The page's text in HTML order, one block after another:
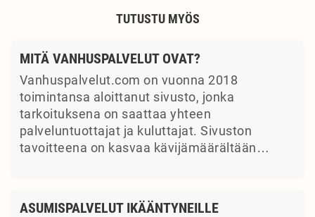
TUTUSTU MYÖS
MITÄ VANHUSPALVELUT OVAT?
Vanhuspalvelut.com on vuonna 2018
toimintansa aloittanut sivusto, jonka
tarkoituksena on saattaa yhteen
palveluntuottajat ja kuluttajat. Sivuston
tavoitteena on kasvaa kävijämäärältään…
ASUMISPALVELUT IKÄÄNTYNEILLE